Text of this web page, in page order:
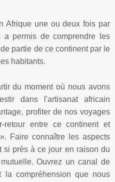
Afrique une ou deux fois par
permis de comprendre les
partie de ce continent par le
habitants.
du moment où nous avons
dans l'artisanat africain
profiter de nos voyages
retour entre ce continent et
Faire connaître les aspects
si près à ce jour en raison du
Ouvrez un canal de
la compréhension que nous